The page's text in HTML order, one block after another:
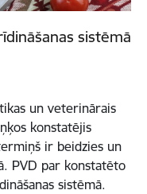
sistēmā
un veterinārais
konstatējis
ir beidzies un
PVD par konstatēto
sistēmā.